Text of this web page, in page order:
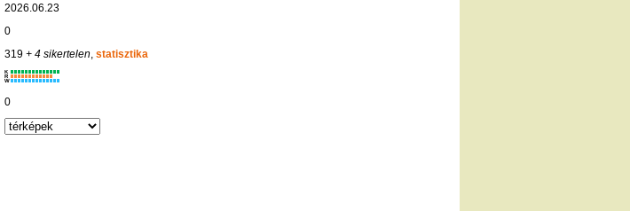
2026.06.23
0
319+ 4 sikertelen, statisztika
K
R
W
0